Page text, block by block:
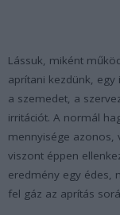
Lássuk, miként
aprítani kezdünk,
a szemedet, a
irritációt. A normál
mennyisége azonos,
viszont éppen
eredmény egy édes,
fel gáz az aprítás